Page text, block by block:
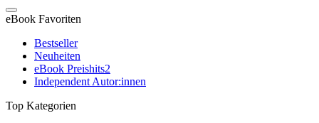
eBook Favoriten
Bestseller
Neuheiten
eBook Preishits2
Independent Autor:innen
Top Kategorien